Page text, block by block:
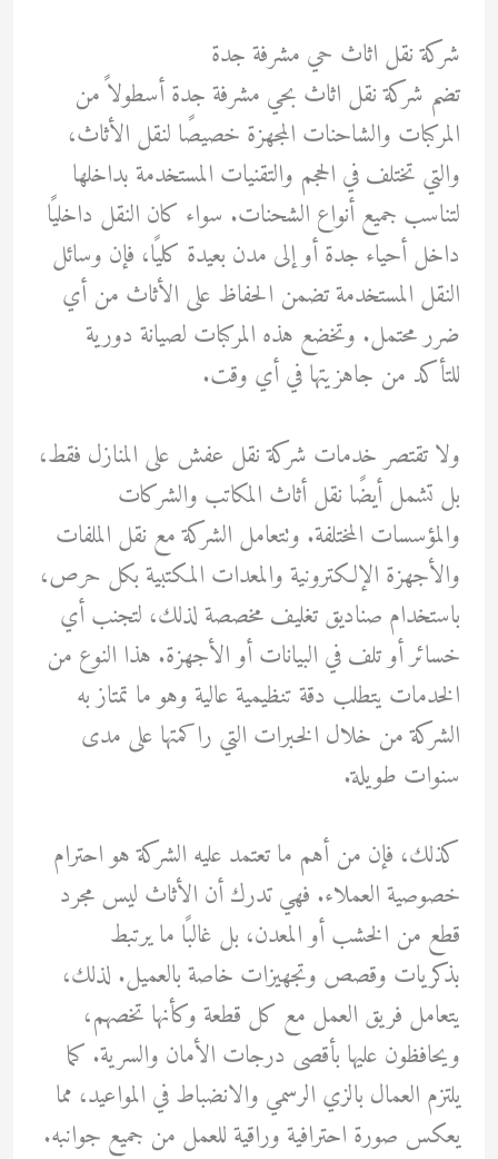
شركة نقل اثاث حي مشرفة جدة
تضم شركة نقل اثاث بحي مشرفة جدة أسطولاً من
المركبات والشاحنات المجهزة خصيصًا لنقل الأثاث،
والتي تختلف في الحجم والتقنيات المستخدمة بداخلها
لتناسب جميع أنواع الشحنات. سواء كان النقل داخليًا
داخل أحياء جدة أو إلى مدن بعيدة كليًا، فإن وسائل
النقل المستخدمة تضمن الحفاظ على الأثاث من أي
ضرر محتمل. وتخضع هذه المركبات لصيانة دورية
للتأكد من جاهزيتها في أي وقت.
ولا تقتصر خدمات شركة نقل عفش على المنازل فقط،
بل تشمل أيضًا نقل أثاث المكاتب والشركات
والمؤسسات المختلفة. وتتعامل الشركة مع نقل الملفات
والأجهزة الإلكترونية والمعدات المكتبية بكل حرص،
باستخدام صناديق تغليف مخصصة لذلك، لتجنب أي
خسائر أو تلف في البيانات أو الأجهزة. هذا النوع من
الخدمات يتطلب دقة تنظيمية عالية وهو ما تمتاز به
الشركة من خلال الخبرات التي راكمتها على مدى
سنوات طويلة.
كذلك، فإن من أهم ما تعتمد عليه الشركة هو احترام
خصوصية العملاء. فهي تدرك أن الأثاث ليس مجرد
قطع من الخشب أو المعدن، بل غالبًا ما يرتبط
بذكريات وقصص وتجهيزات خاصة بالعميل. لذلك،
يتعامل فريق العمل مع كل قطعة وكأنها تخصهم،
ويحافظون عليها بأقصى درجات الأمان والسرية. كما
يلتزم العمال بالزي الرسمي والانضباط في المواعيد، مما
يعكس صورة احترافية وراقية للعمل من جميع جوانبه.